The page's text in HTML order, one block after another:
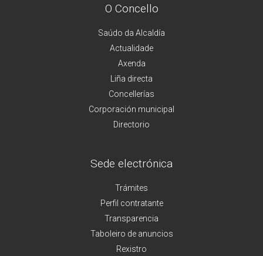
O Concello
Saúdo da Alcaldía
Actualidade
Axenda
Liña directa
Concellerías
Corporación municipal
Directorio
Sede electrónica
Trámites
Perfil contratante
Transparencia
Taboleiro de anuncios
Rexistro